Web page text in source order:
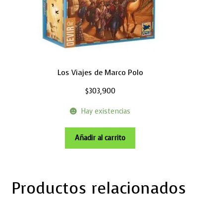
Los Viajes de Marco Polo
$303,900
Hay existencias
Añadir al carrito
Productos relacionados